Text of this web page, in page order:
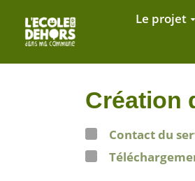
Aller au contenu principal
Le projet
Création
Contact du